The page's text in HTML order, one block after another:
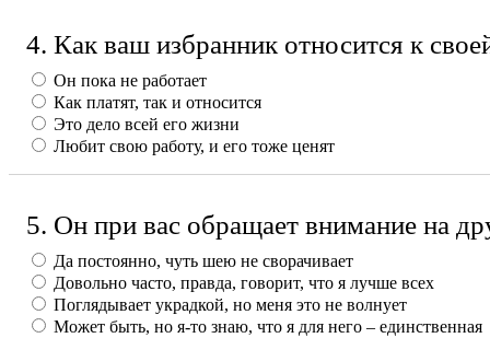
4. Как ваш избранник относится к
Он пока не работает
Как платят, так и относится
Это дело всей его жизни
Любит свою работу, и его тоже ценят
5. Он при вас обращает внимание на
Да постоянно, чуть шею не сворачивает
Довольно часто, правда, говорит, что я лучше всех
Поглядывает украдкой, но меня это не волнует
Может быть, но я-то знаю, что я для него – единственная